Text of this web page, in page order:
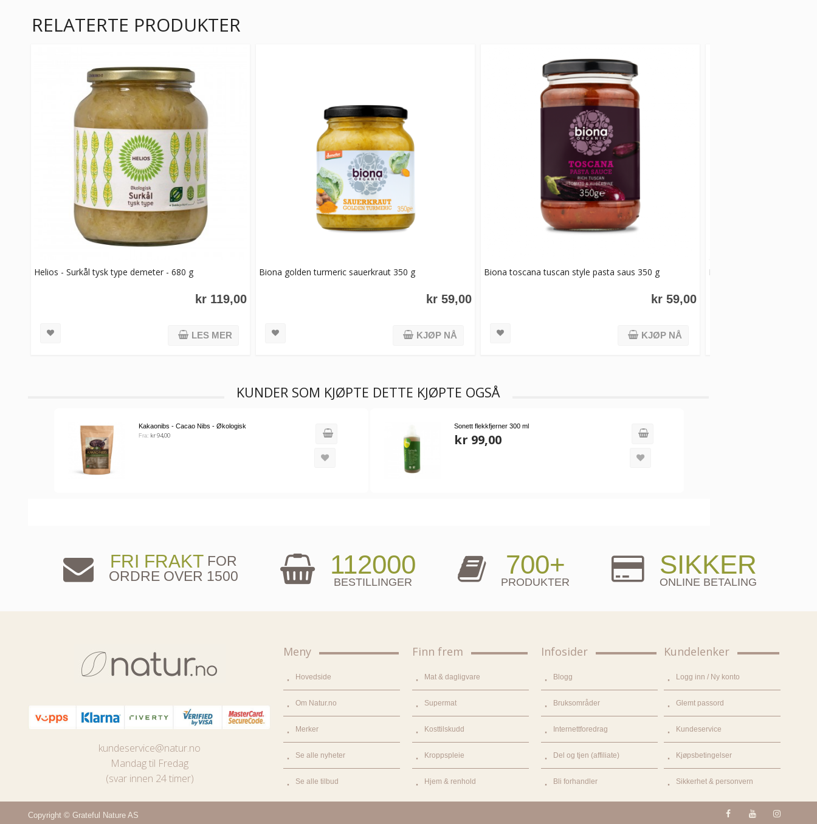
RELATERTE PRODUKTER
Helios - Surkål tysk type demeter - 680 g
kr 119,00
LES MER
Biona golden turmeric sauerkraut 350 g
kr 59,00
KJØP NÅ
Biona toscana tuscan style pasta saus 350 g
kr 59,00
KJØP NÅ
Biona - vert grønne linser
KUNDER SOM KJØPTE DETTE KJØPTE OGSÅ
Kakaonibs - Cacao Nibs - Økologisk
Fra: kr 94,00
Sonett flekkfjerner 300 ml
kr 99,00
FRI FRAKT FOR
ORDRE OVER 1500
112000
BESTILLINGER
700+
PRODUKTER
SIKKER
ONLINE BETALING
kundeservice@natur.no
Mandag til Fredag
(svar innen 24 timer)
Meny
Hovedside
Om Natur.no
Merker
Se alle nyheter
Se alle tilbud
Finn frem
Mat & dagligvare
Supermat
Kosttilskudd
Kroppspleie
Hjem & renhold
Infosider
Blogg
Bruksområder
Internettforedrag
Del og tjen (affiliate)
Bli forhandler
Kundelenker
Logg inn / Ny konto
Glemt passord
Kundeservice
Kjøpsbetingelser
Sikkerhet & personvern
Copyright © Grateful Nature AS